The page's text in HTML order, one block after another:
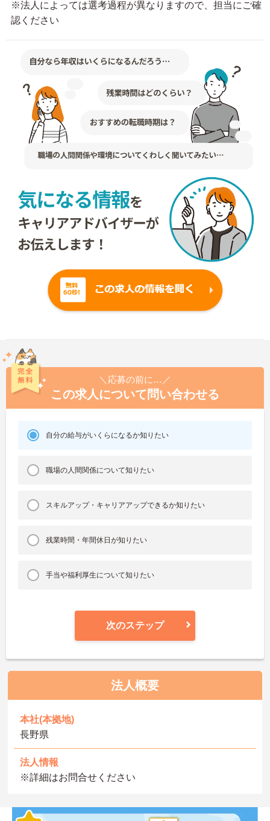
※法人によっては選考過程が異なりますので、担当にご確
認ください
＼応募の前に…／
この求人について問い合わせる
自分の給与がいくらになるか知りたい
職場の人間関係について知りたい
スキルアップ・キャリアアップできるか知りたい
残業時間・年間休日が知りたい
手当や福利厚生について知りたい
次のステップ
法人概要
本社(本拠地)
長野県
法人情報
※詳細はお問合せください